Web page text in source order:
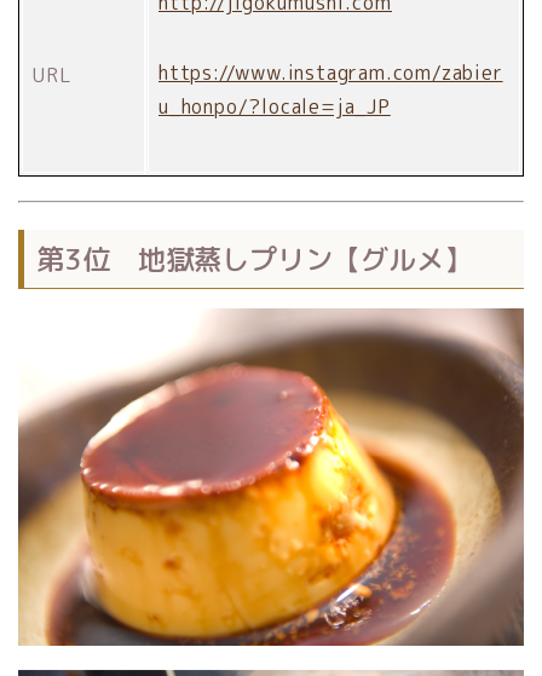
URL
https://www.instagram.com/zabier
u_honpo/?locale=ja_JP
第3位 地獄蒸しプリン【グルメ】